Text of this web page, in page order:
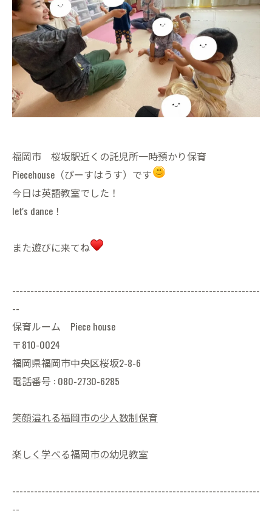
福岡市 桜坂駅近くの託児所一時預かり保育
Piecehouse（ぴーすはうす）です
今日は英語教室でした！
let's dance！
また遊びに来てね
--------------------------------------------------------------------
--
保育ルーム Piece house
〒810-0024
福岡県福岡市中央区桜坂2-8-6
電話番号 : 080-2730-6285
笑顔溢れる福岡市の少人数制保育
楽しく学べる福岡市の幼児教室
--------------------------------------------------------------------
--